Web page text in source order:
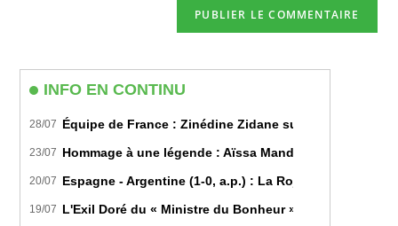
INFO EN CONTINU
28/07 Équipe de France : Zinédine Zidane succède
23/07 Hommage à une légende : Aïssa Mandi tire sa
20/07 Espagne - Argentine (1-0, a.p.) : La Roja sur le toit
19/07 L'Exil Doré du « Ministre du Bonheur » : Dans les